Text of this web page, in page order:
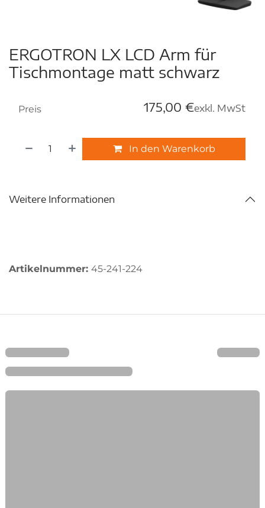
ERGOTRON LX LCD Arm für
Tischmontage matt schwarz
In den Warenkorb
Preis 175,00 €exkl. MwSt
Weitere Informationen
Artikelnummer: 45-241-224